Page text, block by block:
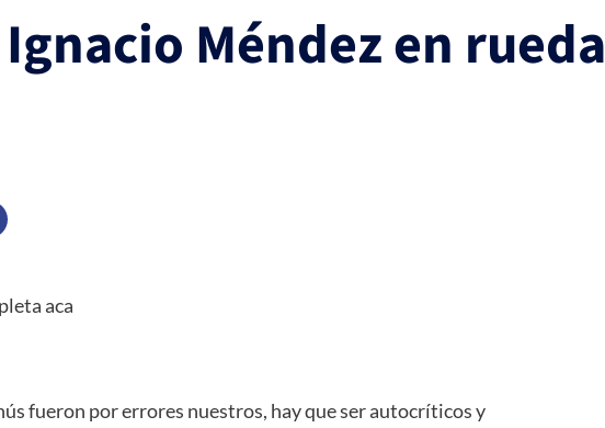
Méndez en rueda
aca
fueron por errores nuestros, hay que ser autocríticos y